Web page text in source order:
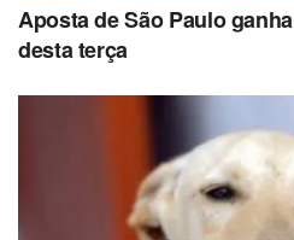
Aposta de São Paulo
desta terça